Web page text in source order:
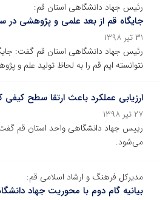
رئیس جهاد دانشگاهی استان قم:
جایگاه قم از بعد علمی و پژوهشی
۳۱ تیر ۱۳۹۸
رئیس جهاد دانشگاهی استان قم گفت:
نتوانسته ایم قم را به لحاظ تولید علم
ارزیابی عملکرد باعث ارتقا سطح کیفی
۲۷ تیر ۱۳۹۸
رییس جهاد دانشگاهی واحد استان قم
می‌شود.
مدیرکل فرهنگ و ارشاد اسلامی قم:
بیانیه گام دوم با محوریت جهاد